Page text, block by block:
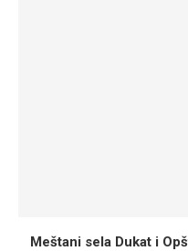
Meštani sela Dukat i